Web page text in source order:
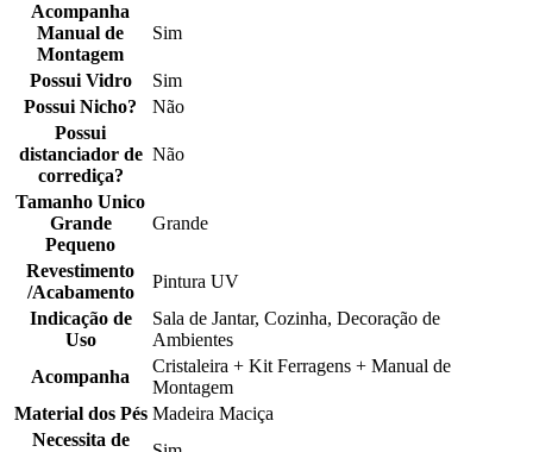
Acompanha
Manual de
Montagem
Sim
Possui Vidro
Sim
Possui Nicho?
Não
Possui
distanciador de
corrediça?
Não
Tamanho Unico
Grande
Pequeno
Grande
Revestimento
/Acabamento
Pintura UV
Indicação de
Uso
Sala de Jantar, Cozinha, Decoração de
Ambientes
Acompanha
Cristaleira + Kit Ferragens + Manual de
Montagem
Material dos Pés Madeira Maciça
Necessita de